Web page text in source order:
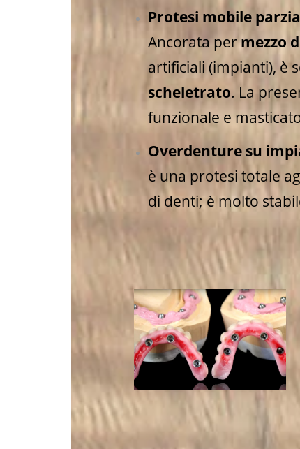
Protesi mobile
Ancorata permezzo
artificiali (impianti), è
scheletrato. La
funzionale e
Overdenture su
è una protesi totale
di denti; è molto